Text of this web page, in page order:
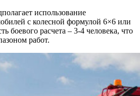
использование
с колесной формулой 6×6 или
боевого расчета – 3-4 человека, что
работ.